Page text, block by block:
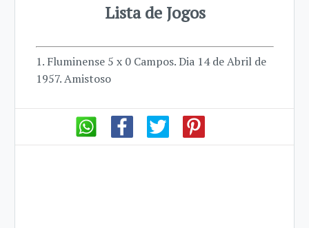
Lista de Jogos
1. Fluminense 5 x 0 Campos. Dia 14 de Abril de
1957. Amistoso